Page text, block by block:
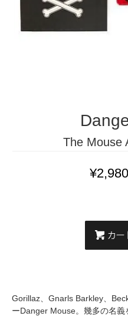
The Mouse
Gorillaz、Gnarls Barkley、
ーDanger Mouse。幾多の名